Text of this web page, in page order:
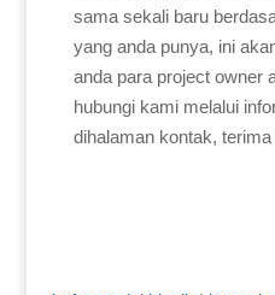
sama sekali baru
yang anda punya, ini
anda para project owner
hubungi kami melalui
dihalaman kontak,